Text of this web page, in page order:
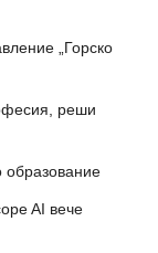
„Горско
реши
AI вече